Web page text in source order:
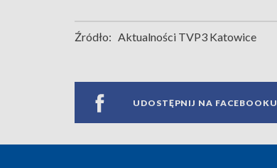
Źródło: Aktualności TVP3 Katowice
UDOSTĘPNIJ NA FACEBOOKU